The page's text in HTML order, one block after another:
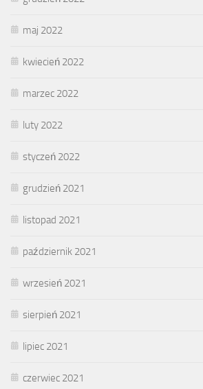
maj 2022
kwiecień 2022
marzec 2022
luty 2022
styczeń 2022
grudzień 2021
listopad 2021
październik 2021
wrzesień 2021
sierpień 2021
lipiec 2021
czerwiec 2021